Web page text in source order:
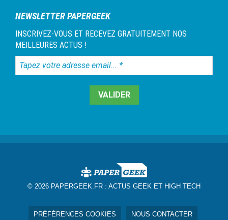
NEWSLETTER PAPERGEEK
INSCRIVEZ-VOUS ET RECEVEZ GRATUITEMENT NOS
MEILLEURES ACTUS !
Tapez
votre
© 2026 PAPERGEEK.FR : ACTUS GEEK ET HIGH TECH
PRÉFÉRENCES COOKIES NOUS CONTACTER